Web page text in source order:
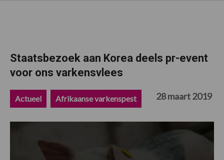
Staatsbezoek aan Korea deels pr-event
voor ons varkensvlees
Actueel Afrikaanse varkenspest 28 maart 2019